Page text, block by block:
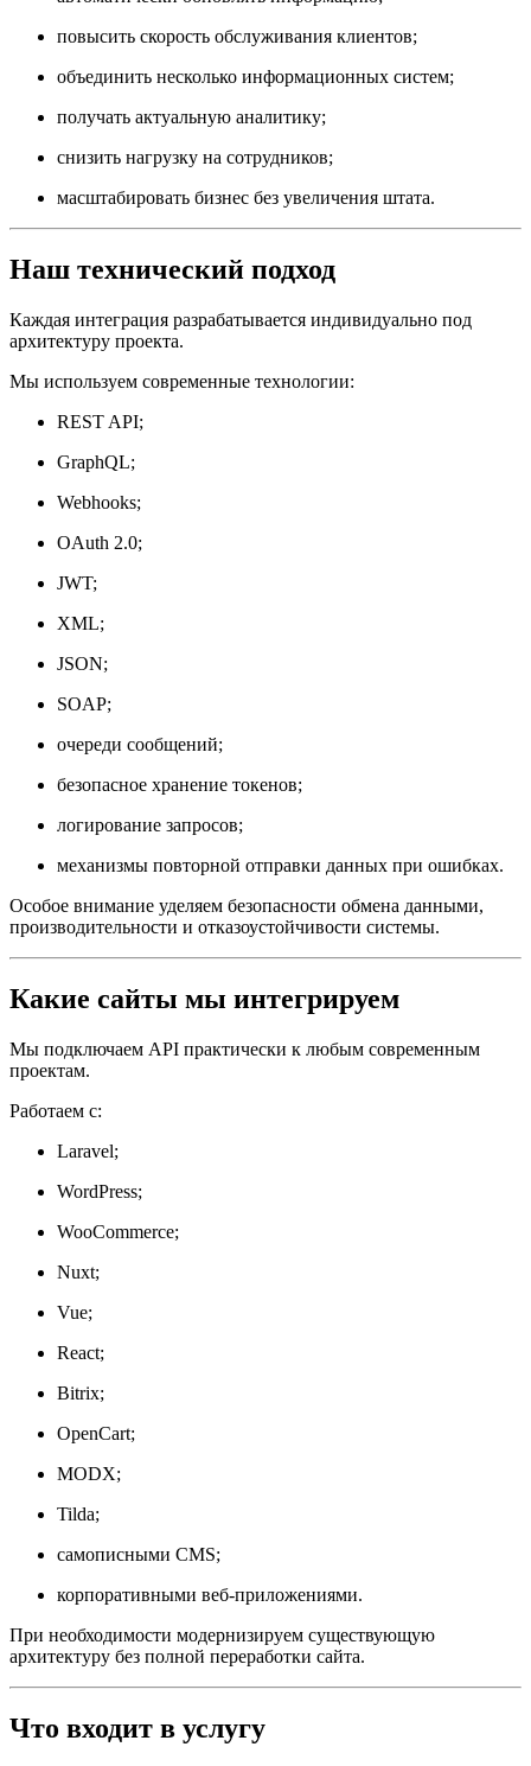
повысить скорость обслуживания клиентов;
объединить несколько информационных систем;
получать актуальную аналитику;
снизить нагрузку на сотрудников;
масштабировать бизнес без увеличения штата.
Наш технический подход
Каждая интеграция разрабатывается индивидуально под
архитектуру проекта.
Мы используем современные технологии:
REST API;
GraphQL;
Webhooks;
OAuth 2.0;
JWT;
XML;
JSON;
SOAP;
очереди сообщений;
безопасное хранение токенов;
логирование запросов;
механизмы повторной отправки данных при ошибках.
Особое внимание уделяем безопасности обмена данными,
производительности и отказоустойчивости системы.
Какие сайты мы интегрируем
Мы подключаем API практически к любым современным
проектам.
Работаем с:
Laravel;
WordPress;
WooCommerce;
Nuxt;
Vue;
React;
Bitrix;
OpenCart;
MODX;
Tilda;
самописными CMS;
корпоративными веб-приложениями.
При необходимости модернизируем существующую
архитектуру без полной переработки сайта.
Что входит в услугу